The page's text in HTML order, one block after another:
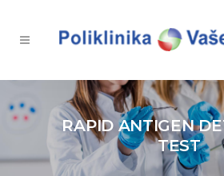
RAPID ANTIGEN
TEST